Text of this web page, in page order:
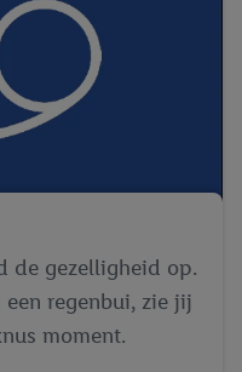
de gezelligheid op.
regenbui, zie jij
moment.